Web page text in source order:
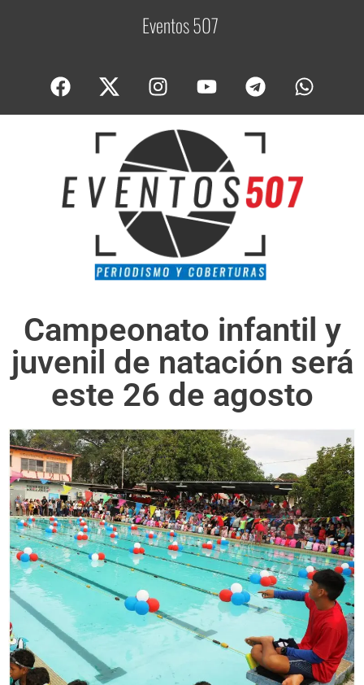
Eventos 507C
Campeonato infantil y
juvenil de natación será
este 26 de agosto